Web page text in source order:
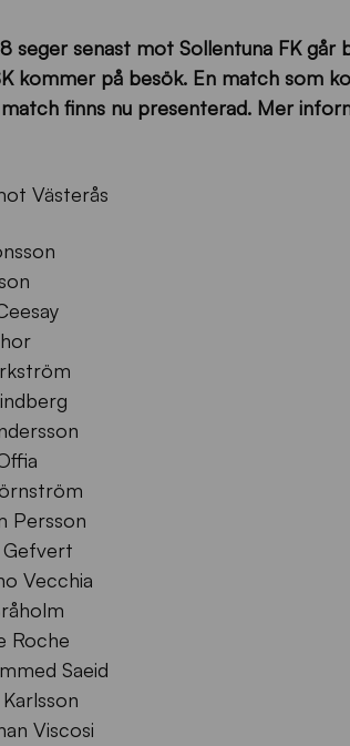
seger senast mot Sollentuna FK
kommer på besök. En match som
finns nu presenterad. Mer
Västerås
Persson
Vecchia
Saeid
Viscosi